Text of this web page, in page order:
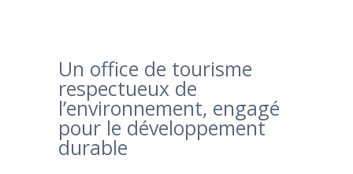
Un office de tourisme
respectueux de
l’environnement, engagé
pour le développement
durable